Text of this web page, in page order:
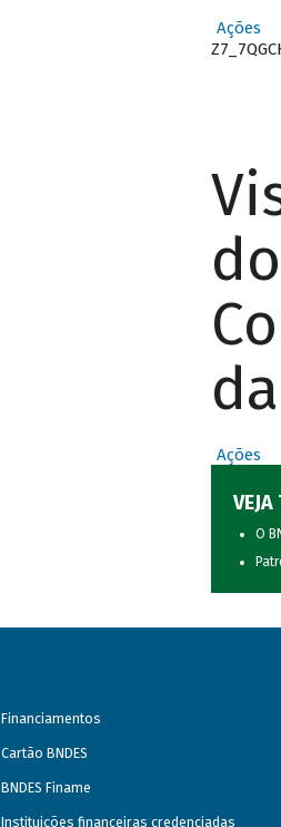
Ações
do
Ações
VEJA
O
Financiamentos
Cartão BNDES
BNDES Finame
Instituições financeiras credenciadas